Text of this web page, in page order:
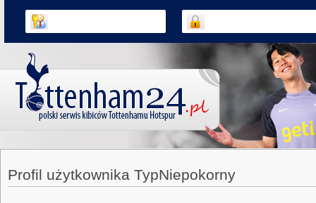
Profil użytkownika TypNiepokorny